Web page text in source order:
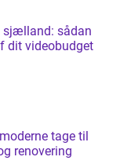
sjælland: sådan
dit videobudget
renovering